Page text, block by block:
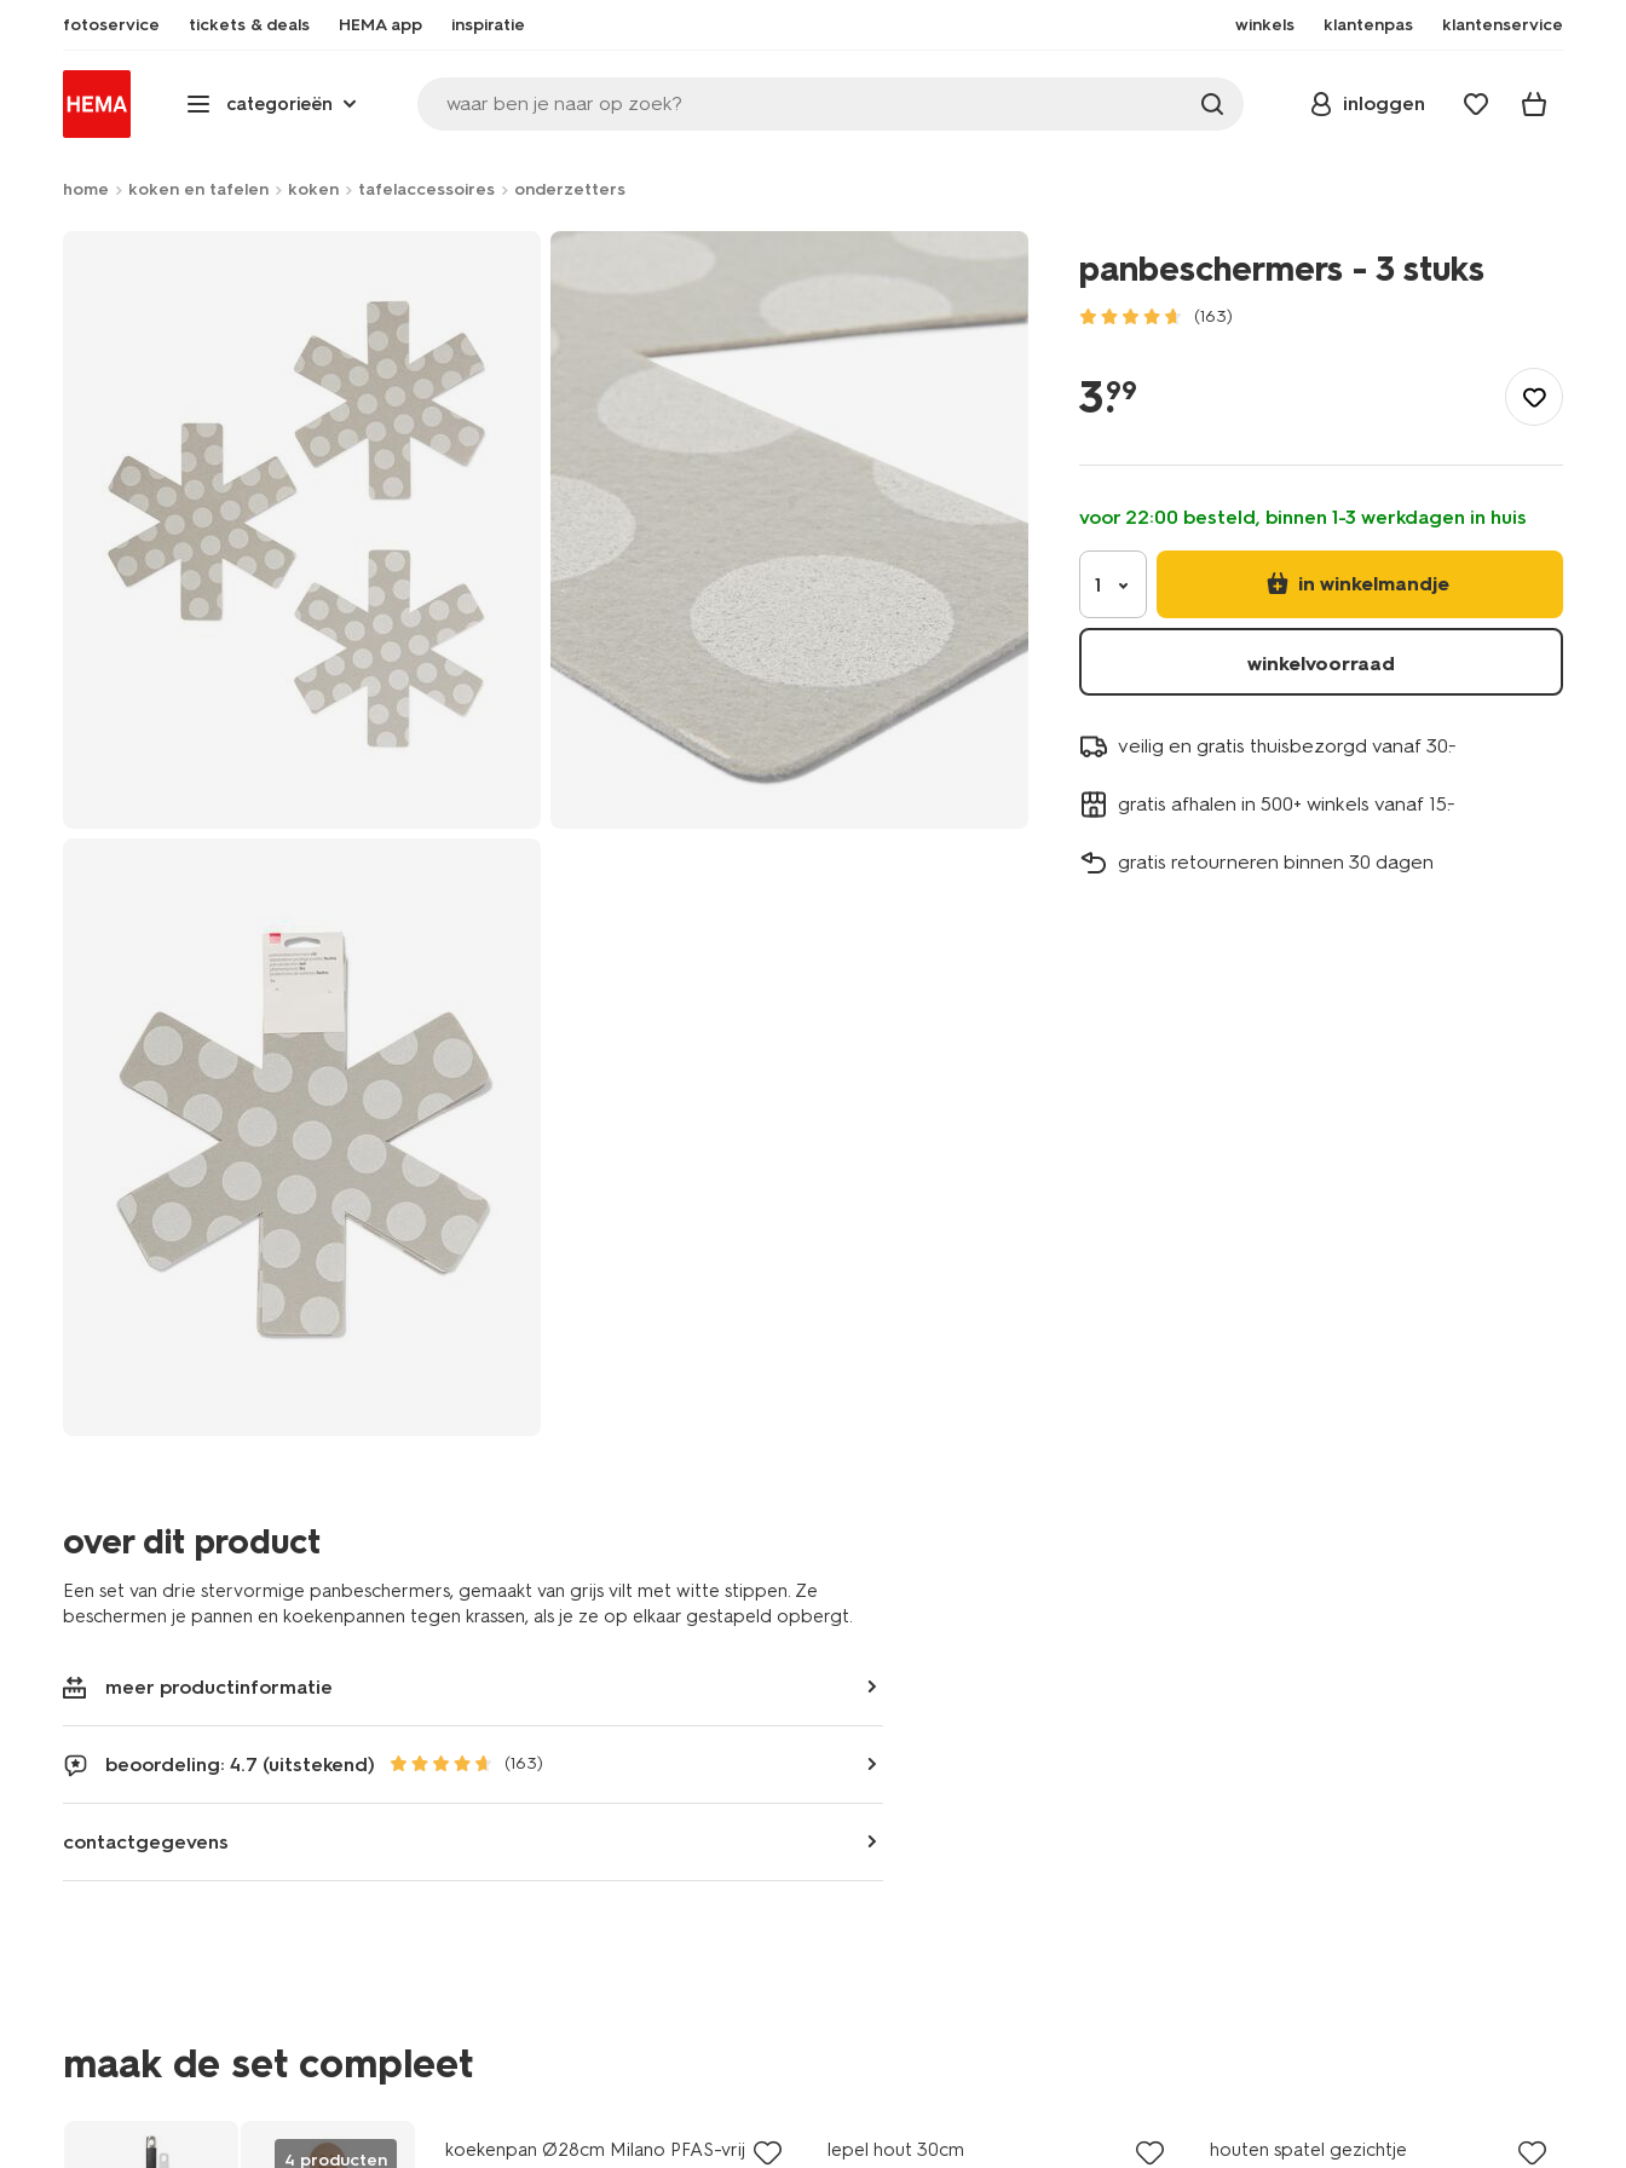
fotoservice tickets & deals HEMA app inspiratie winkels klantenpas klantenservice
categorieën waar ben je naar op zoek? inloggen
home koken en tafelen koken tafelaccessoires onderzetters
over dit product
Een set van drie stervormige panbeschermers, gemaakt van grijs vilt met witte stippen. Ze
beschermen je pannen en koekenpannen tegen krassen, als je ze op elkaar gestapeld opbergt.
meer productinformatie
beoordeling: 4.7 (uitstekend) (163)
contactgegevens
panbeschermers - 3 stuks
(163)
accessoires/onderzetters/panbeschermers-
3.
99
voor 22:00 besteld, binnen 1-3 werkdagen in huis
1 in winkelmandje
winkelvoorraad
veilig en gratis thuisbezorgd vanaf 30.-
gratis afhalen in 500+ winkels vanaf 15.-
gratis retourneren binnen 30 dagen
maak de set compleet
4 producten koekenpan Ø28cm Milano PFAS-vrij lepel hout 30cm houten spatel gezichtje